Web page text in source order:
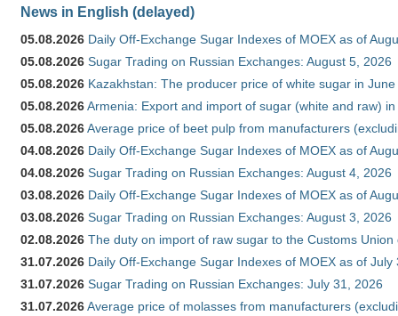
News in English (delayed)
05.08.2026 Daily Off-Exchange Sugar Indexes of MOEX as of
05.08.2026 Sugar Trading on Russian Exchanges: August 5, 2026
05.08.2026 Kazakhstan: The producer price of white sugar in
05.08.2026Armenia: Export and import of sugar (white and raw)
05.08.2026Average price of beet pulp from manufacturers
04.08.2026 Daily Off-Exchange Sugar Indexes of MOEX as of
04.08.2026 Sugar Trading on Russian Exchanges: August 4, 2026
03.08.2026 Daily Off-Exchange Sugar Indexes of MOEX as of
03.08.2026 Sugar Trading on Russian Exchanges: August 3, 2026
02.08.2026 The duty on import of raw sugar to the Customs
31.07.2026 Daily Off-Exchange Sugar Indexes of MOEX as of July
31.07.2026 Sugar Trading on Russian Exchanges: July 31, 2026
31.07.2026Average price of molasses from manufacturers